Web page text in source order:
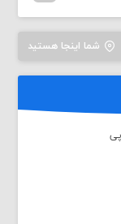
شما اینجا هستید